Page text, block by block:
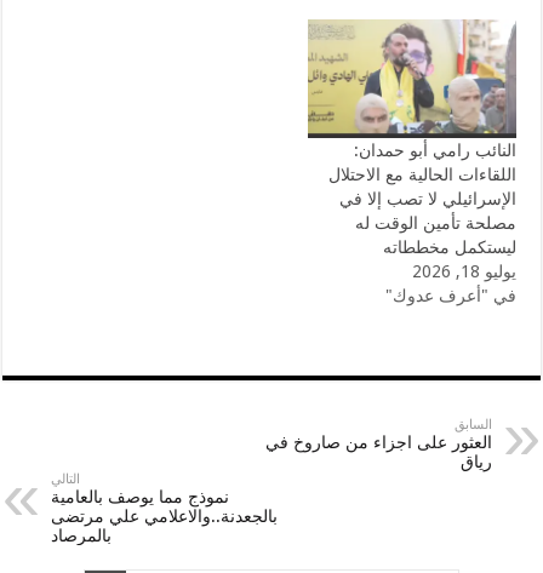
النائب رامي أبو حمدان:
اللقاءات الحالية مع الاحتلال
الإسرائيلي لا تصب إلا في
مصلحة تأمين الوقت له
ليستكمل مخططاته
يوليو 18, 2026
في "أعرف عدوك"
السابق
العثور على اجزاء من صاروخ في
رياق
التالي
نموذج مما يوصف بالعامية
بالجعدنة..والاعلامي علي مرتضى
بالمرصاد